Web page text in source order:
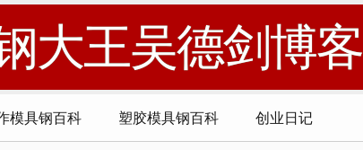
大王吴德剑博客
模具钢百科 塑胶模具钢百科 创业日记